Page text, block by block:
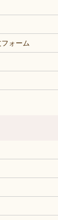
ォーム